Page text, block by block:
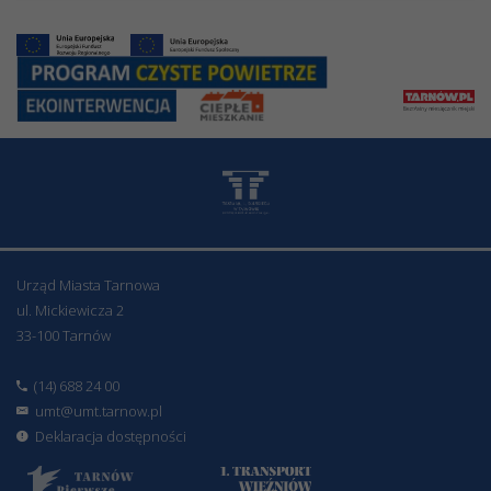
Urząd Miasta Tarnowa
ul. Mickiewicza 2
33-100 Tarnów
(14) 688 24 00
umt@umt.tarnow.pl
Deklaracja dostępności